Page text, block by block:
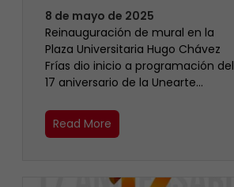
8 de mayo de 2025
Reinauguración de mural en la
Plaza Universitaria Hugo Chávez
Frías dio inicio a programación del
17 aniversario de la Unearte…
Read More